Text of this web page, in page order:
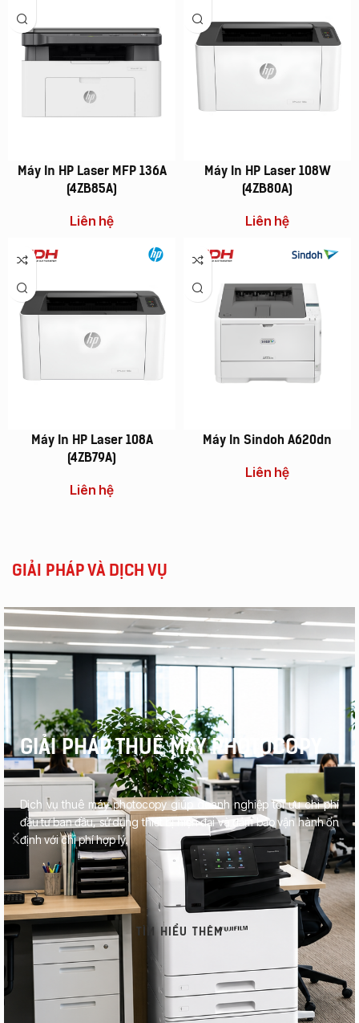
Máy In HP Laser MFP 136A
(4ZB85A)
Liên hệ
Máy In HP Laser 108W
(4ZB80A)
Liên hệ
Máy In HP Laser 108A
(4ZB79A)
Liên hệ
Máy In Sindoh A620dn
Liên hệ
GIẢI PHÁP VÀ DỊCH VỤ
GIẢI PHÁP THUÊ MÁY PHOTOCOPY
Dịch vụ thuê máy photocopy giúp doanh nghiệp tối ưu chi phí
đầu tư ban đầu, sử dụng thiết bị hiện đại và đảm bảo vận hành ổn
định với chi phí hợp lý.
TÌM HIỂU THÊM